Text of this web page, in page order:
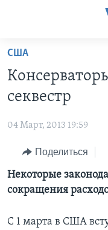
Перейти
основной
контент
навигации
Перейти
ПРОГРАММЫ
НОВОСТИ ЗА
ИТОГИ
ПОЧЕМУ ЭТО
ДИСКУССИЯ VOA
ДЕТАЛИ
УЧИМ АНГЛИЙСКИЙ
НАША
А КАК В АМЕРИКЕ?
АРТЕФАКТЫ
АМЕРИКАНСКИЕ
ЭКСПЕРТИЗА
ИНТЕРВЬЮ
ФАКТЫ ПРОТИВ
ЗА СВОБОДУ
УЧИМ АНГЛИЙСКИЙ
США
секвестр
04 Март, 2013 19:59
Поделиться
Некоторые
сокращения
С 1 марта в США